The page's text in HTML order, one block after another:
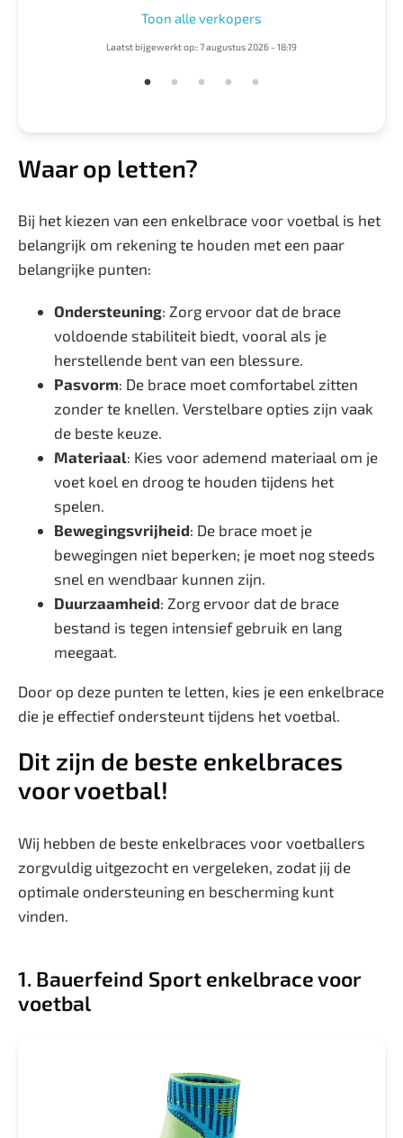
Toon alle verkopers
Laatst bijgewerkt op:: 7 augustus 2026 - 18:19
Waar op letten?
Bij het kiezen van een enkelbrace voor voetbal is het
belangrijk om rekening te houden met een paar
belangrijke punten:
Ondersteuning: Zorg ervoor dat de brace
voldoende stabiliteit biedt, vooral als je
herstellende bent van een blessure.
Pasvorm: De brace moet comfortabel zitten
zonder te knellen. Verstelbare opties zijn vaak
de beste keuze.
Materiaal: Kies voor ademend materiaal om je
voet koel en droog te houden tijdens het
spelen.
Bewegingsvrijheid: De brace moet je
bewegingen niet beperken; je moet nog steeds
snel en wendbaar kunnen zijn.
Duurzaamheid: Zorg ervoor dat de brace
bestand is tegen intensief gebruik en lang
meegaat.
Door op deze punten te letten, kies je een enkelbrace
die je effectief ondersteunt tijdens het voetbal.
Dit zijn de beste enkelbraces
voor voetbal!
Wij hebben de beste enkelbraces voor voetballers
zorgvuldig uitgezocht en vergeleken, zodat jij de
optimale ondersteuning en bescherming kunt
vinden.
1. Bauerfeind Sport enkelbrace voor
voetbal